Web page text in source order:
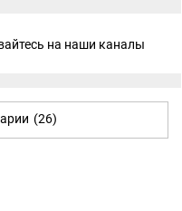
на наши каналы
(26)